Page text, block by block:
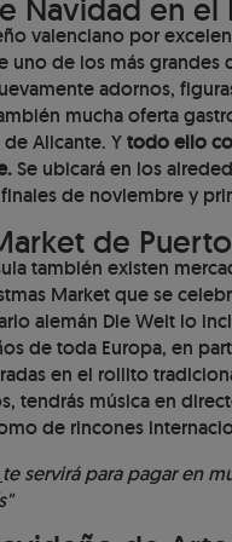
Navidad en
valenciano por
de los más grandes
adornos,
mucha oferta
Alicante. Ytodo ello
Se ubicará en los
de noviembre y
de
también existen
Market que se
alemán Die Welt lo
de toda Europa, en
en el rollito
tendrás música en
de rincones
te servirá para pagar en